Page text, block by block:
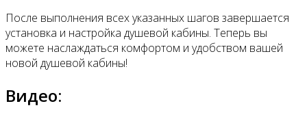
После выполнения всех указанных шагов завершается
установка и настройка душевой кабины. Теперь вы
можете наслаждаться комфортом и удобством вашей
новой душевой кабины!
Видео: